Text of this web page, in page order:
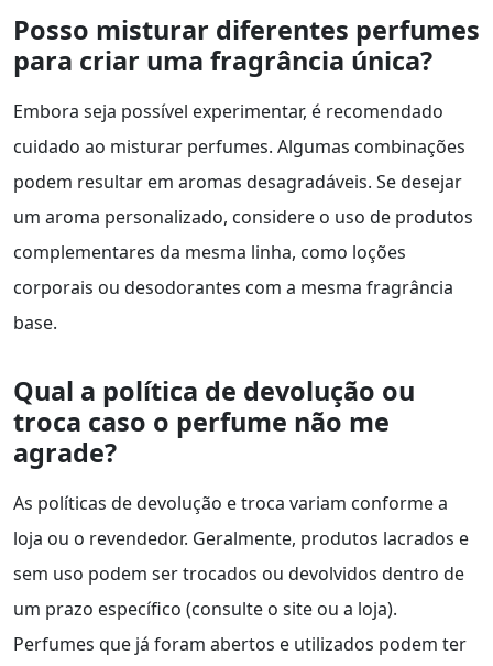
Posso misturar diferentes perfumes
para criar uma fragrância única?
Embora seja possível experimentar, é recomendado
cuidado ao misturar perfumes. Algumas combinações
podem resultar em aromas desagradáveis. Se desejar
um aroma personalizado, considere o uso de produtos
complementares da mesma linha, como loções
corporais ou desodorantes com a mesma fragrância
base.
Qual a política de devolução ou
troca caso o perfume não me
agrade?
As políticas de devolução e troca variam conforme a
loja ou o revendedor. Geralmente, produtos lacrados e
sem uso podem ser trocados ou devolvidos dentro de
um prazo específico (consulte o site ou a loja).
Perfumes que já foram abertos e utilizados podem ter